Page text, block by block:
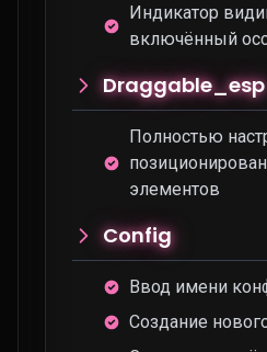
Индикатор
включённый
Draggable_esp
Полностью
элементов
Config
Ввод имени
Создание